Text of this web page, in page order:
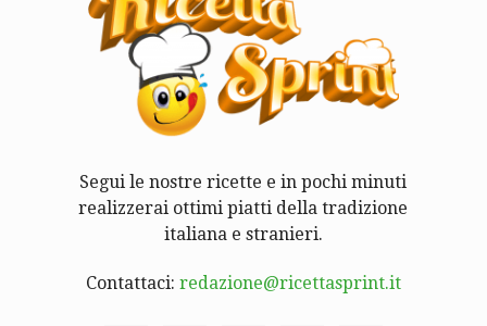
Segui le nostre ricette e in pochi minuti
realizzerai ottimi piatti della tradizione
italiana e stranieri.
Contattaci: redazione@ricettasprint.it